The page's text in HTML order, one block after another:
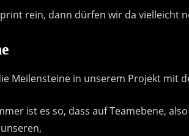
rein, dann dürfen wir da vielleicht
Meilensteine in unserem Projekt mit
ist es so, dass aufTeamebene, also
unseren,